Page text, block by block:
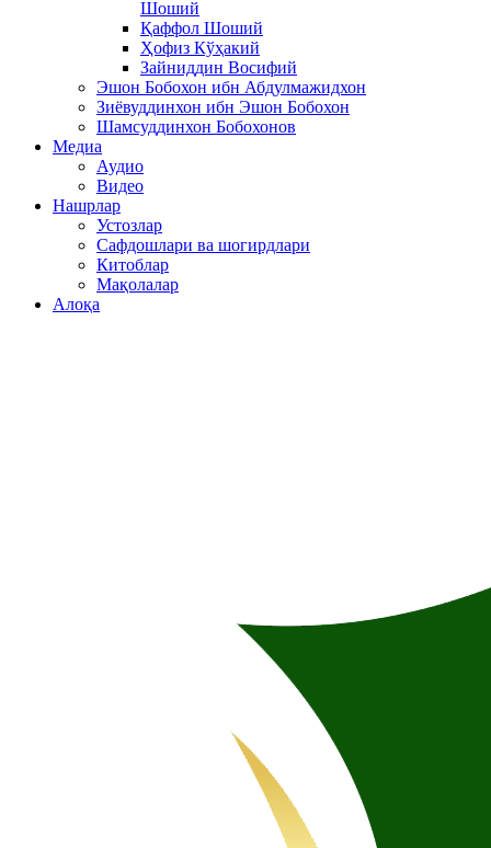
Шоший
Қаффол Шоший
Ҳофиз Кўҳакий
Зайниддин Восифий
Эшон Бобохон ибн Абдулмажидхон
Зиёвуддинхон ибн Эшон Бобохон
Шамсуддинхон Бобохонов
Медиа
Аудио
Видео
Нашрлар
Устозлар
Сафдошлари ва шогирдлари
Китоблар
Мақолалар
Алоқа